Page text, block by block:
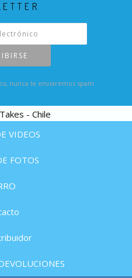
nunca le enviaremos spam
VIDEOS
FOTOS